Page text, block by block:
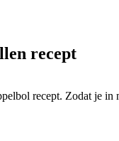
recept
recept. Zodat je